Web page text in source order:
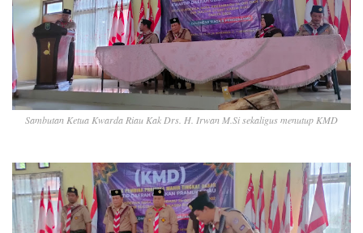
Sambutan Ketua Kwarda Riau Kak Drs. H. Irwan M.Si sekaligus menutup KMD